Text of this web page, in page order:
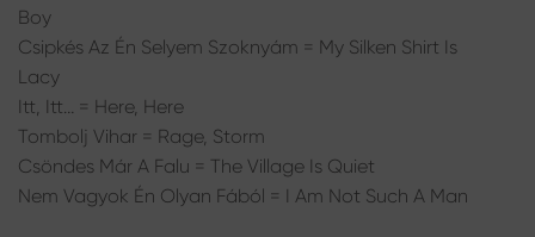
Boy
Csipkés Az Én Selyem Szoknyám = My Silken Shirt Is
Lacy
Itt, Itt… = Here, Here
Tombolj Vihar = Rage, Storm
Csöndes Már A Falu = The Village Is Quiet
Nem Vagyok Én Olyan Fából = I Am Not Such A Man